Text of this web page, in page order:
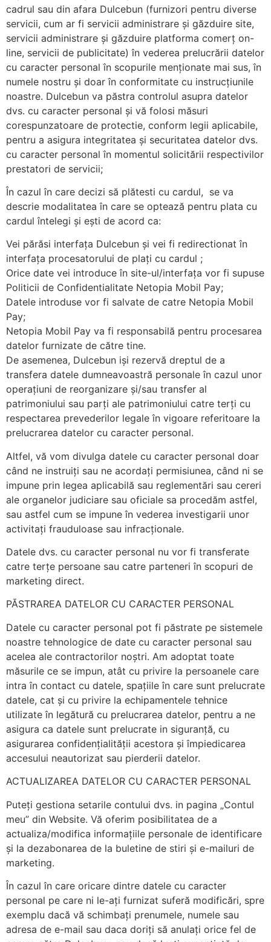
cadrul sau din afara Dulcebun (furnizori pentru diverse
servicii, cum ar fi servicii administrare și găzduire site,
servicii administrare și găzduire platforma comerț on-
line, servicii de publicitate) în vederea prelucrării datelor
cu caracter personal în scopurile menționate mai sus, în
numele nostru și doar în conformitate cu instrucțiunile
noastre. Dulcebun va păstra controlul asupra datelor
dvs. cu caracter personal și vă folosi măsuri
corespunzatoare de protectie, conform legii aplicabile,
pentru a asigura integritatea și securitatea datelor dvs.
cu caracter personal în momentul solicitării respectivilor
prestatori de servicii;
În cazul în care decizi să plătesti cu cardul, se va
descrie modalitatea în care se optează pentru plata cu
cardul întelegi și ești de acord ca:
Vei părăsi interfața Dulcebun și vei fi redirectionat în
interfața procesatorului de plați cu cardul ;
Orice date vei introduce în site-ul/interfața vor fi supuse
Politicii de Confidentialitate Netopia Mobil Pay;
Datele introduse vor fi salvate de catre Netopia Mobil
Pay;
Netopia Mobil Pay va fi responsabilă pentru procesarea
datelor furnizate de către tine.
De asemenea, Dulcebun iși rezervă dreptul de a
transfera datele dumneavoastră personale în cazul unor
operațiuni de reorganizare și/sau transfer al
patrimoniului sau parți ale patrimoniului catre terți cu
respectarea prevederilor legale în vigoare referitoare la
prelucrarea datelor cu caracter personal.
Altfel, vă vom divulga datele cu caracter personal doar
când ne instruiți sau ne acordați permisiunea, când ni se
impune prin legea aplicabilă sau reglementări sau cereri
ale organelor judiciare sau oficiale sa procedăm astfel,
sau astfel cum se impune în vederea investigarii unor
activitați frauduloase sau infracționale.
Datele dvs. cu caracter personal nu vor fi transferate
catre terțe persoane sau catre parteneri în scopuri de
marketing direct.
PĂSTRAREA DATELOR CU CARACTER PERSONAL
Datele cu caracter personal pot fi păstrate pe sistemele
noastre tehnologice de date cu caracter personal sau
acelea ale contractorilor noștri. Am adoptat toate
măsurile ce se impun, atât cu privire la persoanele care
intra în contact cu datele, spațiile în care sunt prelucrate
datele, cat și cu privire la echipamentele tehnice
utilizate în legătură cu prelucrarea datelor, pentru a ne
asigura ca datele sunt prelucrate in siguranță, cu
asigurarea confidențialității acestora și împiedicarea
accesului neautorizat sau pierderii datelor.
ACTUALIZAREA DATELOR CU CARACTER PERSONAL
Puteți gestiona setarile contului dvs. in pagina „Contul
meu” din Website. Vă oferim posibilitatea de a
actualiza/modifica informațiile personale de identificare
și la dezabonarea de la buletine de stiri și e-mailuri de
marketing.
În cazul în care oricare dintre datele cu caracter
personal pe care ni le-ați furnizat suferă modificări, spre
exemplu dacă vă schimbați prenumele, numele sau
adresa de e-mail sau daca doriți să anulați orice fel de